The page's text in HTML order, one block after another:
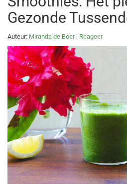
Gezonde
Auteur: Miranda de Boer| Reageer